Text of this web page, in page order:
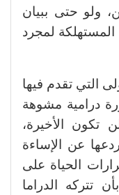
ولو حتى ببيان
المستهلكة لمجرد
التي تقدم فيها
درامية مشوهة
تكون الأخيرة،
عن الإساءة
الحياة على
تتركه الدراما